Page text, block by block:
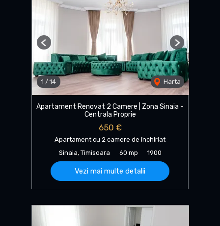
1 / 14 Harta
Previous Next
Apartament Renovat 2 Camere | Zona Sinaia -
Centrala Proprie
650 €
Apartament cu 2 camere de închiriat
Sinaia, Timisoara
60 mp 1900
Vezi mai multe detalii